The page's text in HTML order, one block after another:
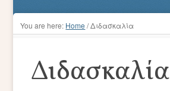
You are here: Home /Διδασκαλία
Διδασκαλία